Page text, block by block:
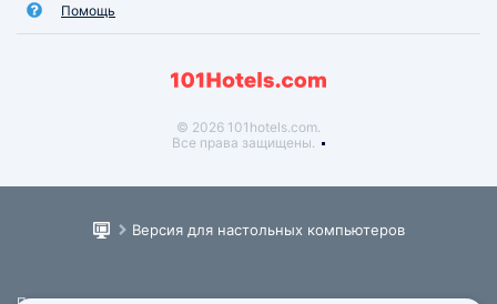
Помощь
© 2026 101hotels.com.
Все права защищены.
Версия для настольных компьютеров